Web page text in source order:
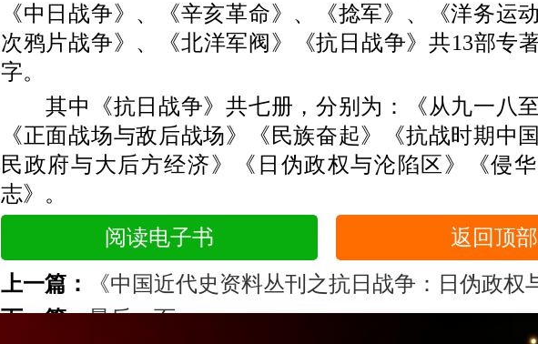
《中日战争》、《辛亥革命》、《捻军》、《洋务运
次鸦片战争》、《北洋军阀》《抗日战争》共13部专
字。
其中《抗日战争》共七册，分别为：《从九一八至
《正面战场与敌后战场》《民族奋起》《抗战时期中
民政府与大后方经济》《日伪政权与沦陷区》《侵
志》。
阅读电子书
返回顶部
上一篇：
《中国近代史资料丛刊之抗日战争：日伪政权
下一篇：最后一页